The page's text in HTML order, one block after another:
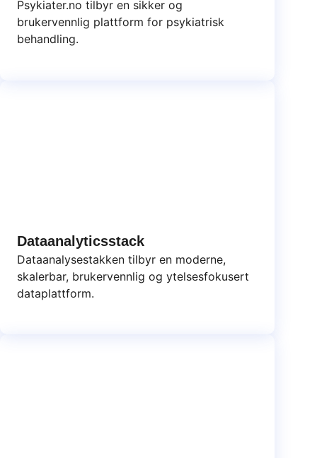
Psykiater.no tilbyr en sikker og
brukervennlig plattform for psykiatrisk
behandling.
Dataanalyticsstack
Dataanalysestakken tilbyr en moderne,
skalerbar, brukervennlig og ytelsesfokusert
dataplattform.